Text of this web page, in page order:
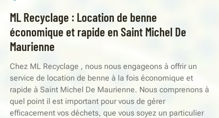
ML Recyclage : Location de benne
économique et rapide en Saint Michel De
Maurienne
Chez ML Recyclage , nous nous engageons à offrir un
service de location de benne à la fois économique et
rapide à Saint Michel De Maurienne. Nous comprenons à
quel point il est important pour vous de gérer
efficacement vos déchets, que vous soyez un particulier